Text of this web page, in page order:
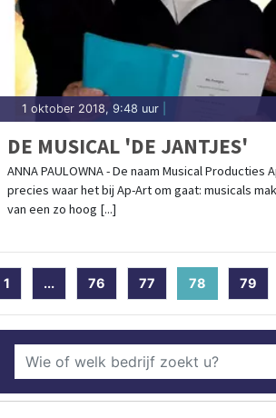
1 oktober 2018, 9:48 uur
DE MUSICAL 'DE JANTJES'
ANNA PAULOWNA - De naam Musical Producties
precies waar het bij Ap-Art om gaat: musicals
van een zo hoog [...]
1 ... 76 77 78 (current)
79